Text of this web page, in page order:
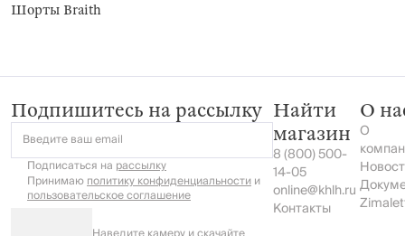
Шорты Braith
Подпишитесь на рассылку
Введите ваш email
Подписаться на рассылку
Принимаюполитику конфиденциальностии
пользовательское соглашение
Найти
магазин
8 (800) 500-
14-05
online@khlh.ru
Контакты
О
О